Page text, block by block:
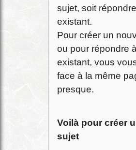
sujet, soit
existant.
Pour créer un
ou pour répondre
existant, vous
face à la même
presque.
Voilà pour créer
sujet